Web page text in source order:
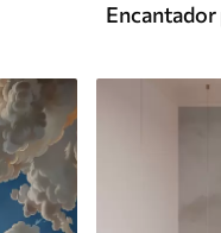
Encantador